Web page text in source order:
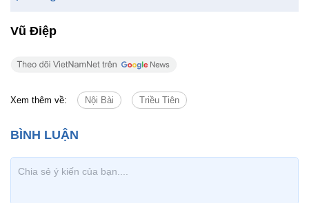
Vũ Điệp
Xem thêm về: Nội Bài Triều Tiên